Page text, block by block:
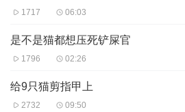
1717 06:03
是不是猫都想压死铲屎官
1796 02:26
给9只猫剪指甲上
2732 09:50